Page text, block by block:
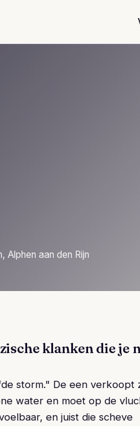
Alphen aan den Rijn
klanken die je
storm." De een verkoopt
water en moet op de
en juist die scheve